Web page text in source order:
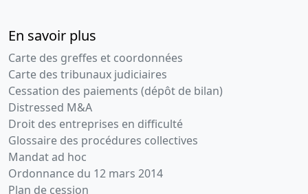
En savoir plus
Carte des greffes et coordonnées
Carte des tribunaux judiciaires
Cessation des paiements (dépôt de bilan)
Distressed M&A
Droit des entreprises en difficulté
Glossaire des procédures collectives
Mandat ad hoc
Ordonnance du 12 mars 2014
Plan de cession